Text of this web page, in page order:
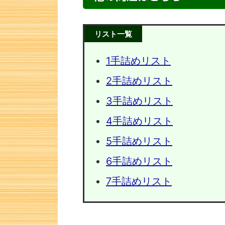
リスト一覧
1手詰めリスト
2手詰めリスト
3手詰めリスト
4手詰めリスト
5手詰めリスト
6手詰めリスト
7手詰めリスト
次の一手問題・10